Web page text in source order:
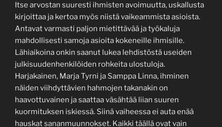
Itse arvostan suuresti ihmisten avoimuutta, uskallusta
kirjoittaa ja kertoa myös niistä vaikeammista asioista.
Antavat varmasti paljon mietittävää ja työkaluja
mahdollisesti samoja asioita kokeneille ihmisille.
Lähiaikoina onkin saanut lukea lehdistöstä useiden
julkisuudenhenkilöiden rohkeita ulostuloja.
Harjakainen, Marja Tyrni ja Samppa Linna, ihminen
näiden viihdyttävien hahmojen takanakin on
haavottuvainen ja saattaa väsähtää liian suuren
kuormituksen iskiessä. Siinä vaiheessa ei auta enää
hauskat sananmuunnokset. Kaikki täällä ovat vain